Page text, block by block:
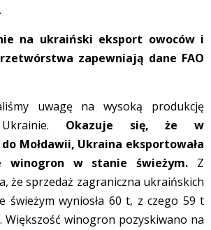
na ukraiński eksport owoców i
zapewniają dane FAO
uwagę na wysoką produkcję
Okazuje się, że w
Mołdawii, Ukraina eksportowała
winogron w stanie świeżym. Z
że sprzedaż zagraniczna ukraińskich
świeżym wyniosła 60 t, z czego 59 t
Większość winogron pozyskiwano na